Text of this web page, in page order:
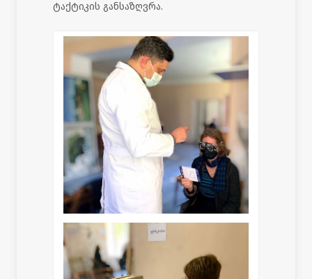
ტაქტიკის განსაზღვრა.